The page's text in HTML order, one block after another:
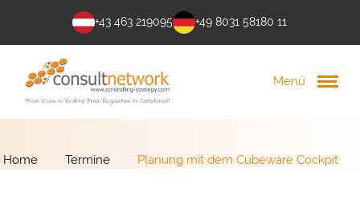
+43 463 219095 +49 8031 58180 11
Menü
Home Termine Planung mit dem Cubeware Cockpit